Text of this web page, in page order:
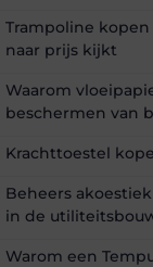
Trampoline
naar prijs kijkt
Waarom
beschermen van
Krachttoestel
Beheers
in de
Warom een